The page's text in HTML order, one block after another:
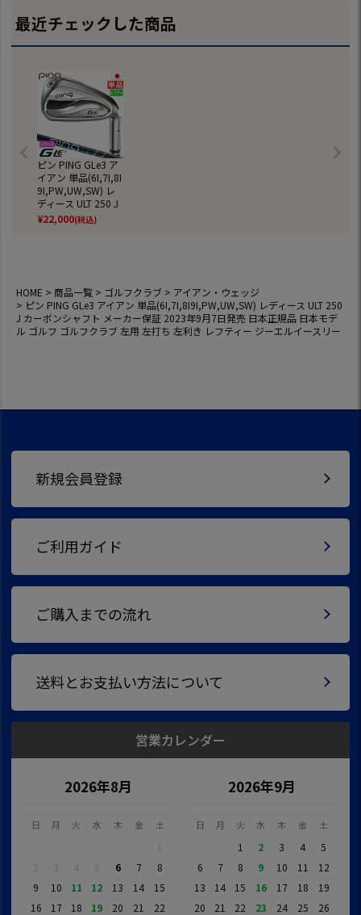
フクラブ
最近チェックした商品
ピン PING GLe3 ア
イアン 単品(6I,7I,8I
9I,PW,UW,SW) レ
ディース ULT 250 J
カーボンシャフト
メーカー保証 2023
き レフティー ジー
エルイースリー
¥22,000(税込)
HOME 商品一覧 ゴルフクラブ
アイアン・ウェッジ
ピン PING GLe3 アイアン 単品(6I,7I,8I9I,PW,UW,SW) レディース ULT 250
J カーボンシャフト メーカー保証 2023年9月7日発売 日本正規品 日本モデ
ル ゴルフ ゴルフクラブ 左用 左打ち 左利き レフティー ジーエルイースリー
新規会員登録
ご利用ガイド
ご購入までの流れ
送料とお支払い方法について
営業カレンダー
2026年8月
日 月 火 水 木 金 土
1
2
3 4 5 6 7
8
9
10 11 12 13 14
15
16
17 18 19 20 21
22
2026年9月
日 月 火 水 木 金 土
1 2 3 4
5
6
7 8 9 10 11
12
13
14 15 16 17 18
19
20
21 22 23 24 25
26